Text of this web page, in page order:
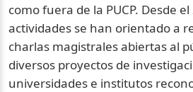
como fuera de la PUCP. Desde
actividades se han orientado a
charlas magistrales abiertas al
diversos proyectos de
universidades e institutos